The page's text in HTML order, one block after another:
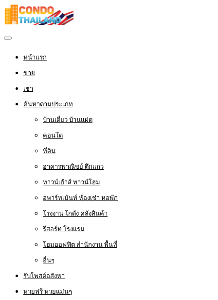
หน้าแรก
ขาย
เช่า
ค้นหาตามประเภท
บ้านเดี่ยว บ้านแฝด
คอนโด
ที่ดิน
อาคารพาณิชย์ ตึกแถว
ทาวน์เฮ้าส์ ทาวน์โฮม
อพาร์ทเม้นท์ ห้องเช่า หอพัก
โรงงาน โกดัง คลังสินค้า
รีสอร์ท โรงแรม
โฮมออฟฟิต สำนักงาน พื้นที่
อื่นๆ
รับโพสต์อสังหา
หวยฟรี หวยแม่นๆ